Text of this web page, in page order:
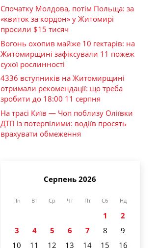
Спочатку Молдова, потім Польща: за
«квиток за кордон» у Житомирі
просили $15 тисяч
Вогонь охопив майже 10 гектарів: на
Житомирщині зафіксували 11 пожеж
сухої рослинності
4336 вступників на Житомирщині
отримали рекомендації: що треба
зробити до 18:00 11 серпня
На трасі Київ — Чоп поблизу Оліївки
ДТП із потерпілими: водіїв просять
врахувати обмеження
Серпень 2026
Пн Вт Ср Чт Пт Сб Нд
1
2
3
4 5 6 7 8
9
10
11 12 13 14 15
16